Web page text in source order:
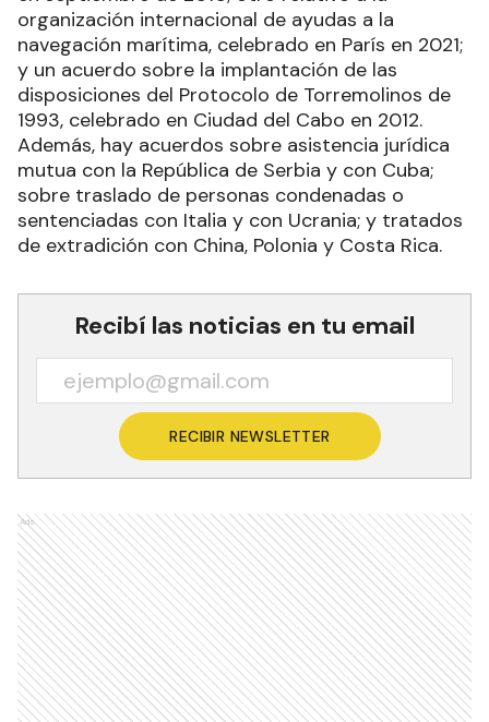
organización internacional de ayudas a la
navegación marítima, celebrado en París en 2021;
y un acuerdo sobre la implantación de las
disposiciones del Protocolo de Torremolinos de
1993, celebrado en Ciudad del Cabo en 2012.
Además, hay acuerdos sobre asistencia jurídica
mutua con la República de Serbia y con Cuba;
sobre traslado de personas condenadas o
sentenciadas con Italia y con Ucrania; y tratados
de extradición con China, Polonia y Costa Rica.
Recibí las noticias en tu email
RECIBIR NEWSLETTER
Ads